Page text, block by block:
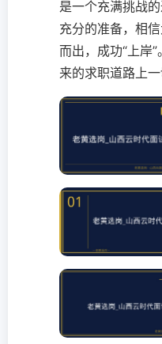
是一个充满挑战
充分的准备，相
而出，成功“上岸
来的求职道路上一